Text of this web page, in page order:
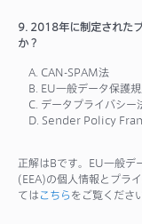
9. 2018年に制定された
か？
A. CAN-SPAM法
B. EU一般データ保護
C. データプライバシー
D. Sender Policy
正解はBです。EU一般デ
(EEA)の個人情報とプラ
てはこちらをご覧ください